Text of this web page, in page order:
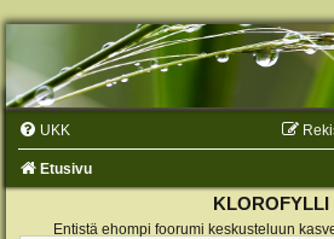
UKK
Etusivu
KLOROFYLLI
Entistä ehompi foorumi keskusteluun